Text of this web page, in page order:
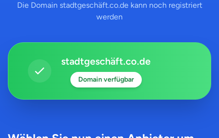
Die Domain stadtgeschäft.co.de kann noch registriert
werden
stadtgeschäft.co.de
Domain verfügbar